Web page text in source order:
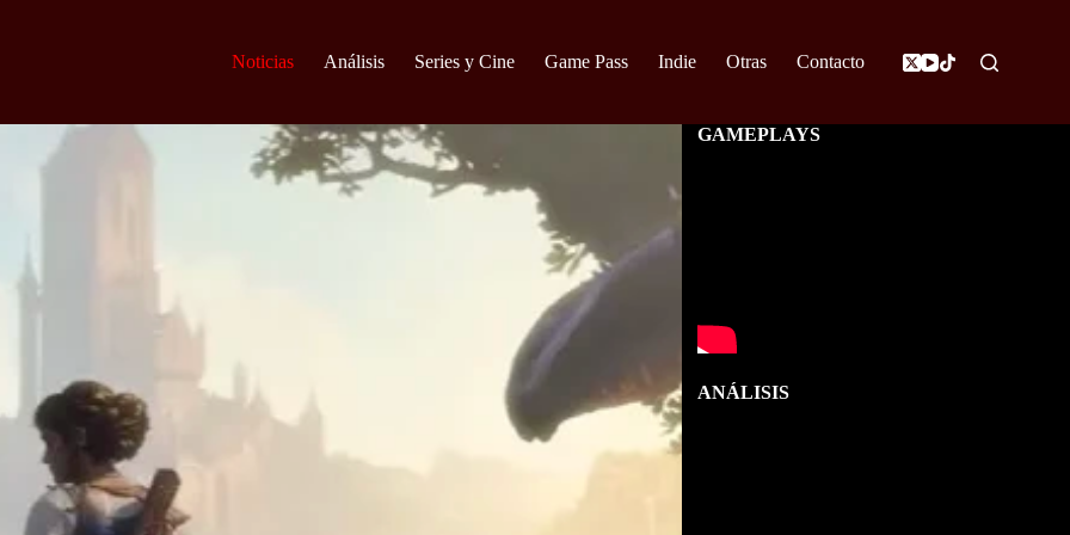
Noticias Análisis Series y Cine Game Pass Indie Otras Contacto
GAMEPLAYS
ANÁLISIS